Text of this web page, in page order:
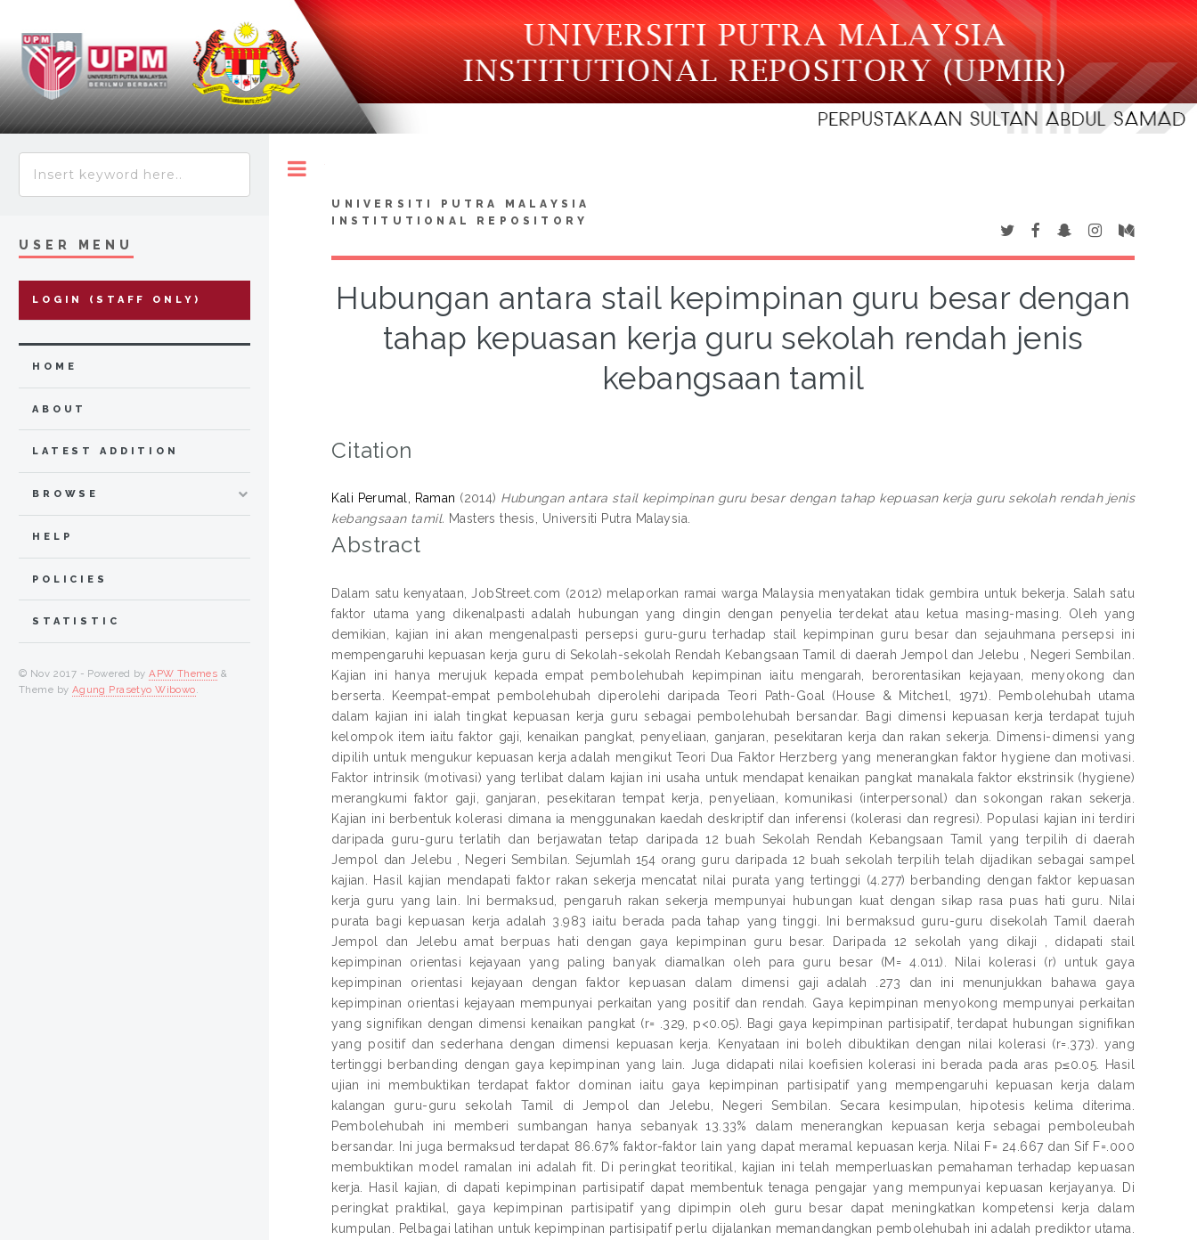
UNIVERSITI PUTRA MALAYSIA
INSTITUTIONAL REPOSITORY
Hubungan antara stail kepimpinan guru besar dengan
tahap kepuasan kerja guru sekolah rendah jenis
kebangsaan tamil
Citation
Kali Perumal, Raman (2014) Hubungan antara stail kepimpinan guru besar dengan tahap kepuasan kerja guru sekolah rendah jenis
kebangsaan tamil. Masters thesis, Universiti Putra Malaysia.
Abstract
Dalam satu kenyataan, JobStreet.com (2012) melaporkan ramai warga Malaysia menyatakan tidak gembira untuk bekerja. Salah satu
faktor utama yang dikenalpasti adalah hubungan yang dingin dengan penyelia terdekat atau ketua masing-masing. Oleh yang
demikian, kajian ini akan mengenalpasti persepsi guru-guru terhadap stail kepimpinan guru besar dan sejauhmana persepsi ini
mempengaruhi kepuasan kerja guru di Sekolah-sekolah Rendah Kebangsaan Tamil di daerah Jempol dan Jelebu , Negeri Sembilan.
Kajian ini hanya merujuk kepada empat pembolehubah kepimpinan iaitu mengarah, berorentasikan kejayaan, menyokong dan
berserta. Keempat-empat pembolehubah diperolehi daripada Teori Path-Goal (House & Mitche1l, 1971). Pembolehubah utama
dalam kajian ini ialah tingkat kepuasan kerja guru sebagai pembolehubah bersandar. Bagi dimensi kepuasan kerja terdapat tujuh
kelompok item iaitu faktor gaji, kenaikan pangkat, penyeliaan, ganjaran, pesekitaran kerja dan rakan sekerja. Dimensi-dimensi yang
dipilih untuk mengukur kepuasan kerja adalah mengikut Teori Dua Faktor Herzberg yang menerangkan faktor hygiene dan motivasi.
Faktor intrinsik (motivasi) yang terlibat dalam kajian ini usaha untuk mendapat kenaikan pangkat manakala faktor ekstrinsik (hygiene)
merangkumi faktor gaji, ganjaran, pesekitaran tempat kerja, penyeliaan, komunikasi (interpersonal) dan sokongan rakan sekerja.
Kajian ini berbentuk kolerasi dimana ia menggunakan kaedah deskriptif dan inferensi (kolerasi dan regresi). Populasi kajian ini terdiri
daripada guru-guru terlatih dan berjawatan tetap daripada 12 buah Sekolah Rendah Kebangsaan Tamil yang terpilih di daerah
Jempol dan Jelebu , Negeri Sembilan. Sejumlah 154 orang guru daripada 12 buah sekolah terpilih telah dijadikan sebagai sampel
kajian. Hasil kajian mendapati faktor rakan sekerja mencatat nilai purata yang tertinggi (4.277) berbanding dengan faktor kepuasan
kerja guru yang lain. Ini bermaksud, pengaruh rakan sekerja mempunyai hubungan kuat dengan sikap rasa puas hati guru. Nilai
purata bagi kepuasan kerja adalah 3.983 iaitu berada pada tahap yang tinggi. Ini bermaksud guru-guru disekolah Tamil daerah
Jempol dan Jelebu amat berpuas hati dengan gaya kepimpinan guru besar. Daripada 12 sekolah yang dikaji , didapati stail
kepimpinan orientasi kejayaan yang paling banyak diamalkan oleh para guru besar (M= 4.011). Nilai kolerasi (r) untuk gaya
kepimpinan orientasi kejayaan dengan faktor kepuasan dalam dimensi gaji adalah .273 dan ini menunjukkan bahawa gaya
kepimpinan orientasi kejayaan mempunyai perkaitan yang positif dan rendah. Gaya kepimpinan menyokong mempunyai perkaitan
yang signifikan dengan dimensi kenaikan pangkat (r= .329, p<0.05). Bagi gaya kepimpinan partisipatif, terdapat hubungan signifikan
yang positif dan sederhana dengan dimensi kepuasan kerja. Kenyataan ini boleh dibuktikan dengan nilai kolerasi (r=.373). yang
tertinggi berbanding dengan gaya kepimpinan yang lain. Juga didapati nilai koefisien kolerasi ini berada pada aras p≤0.05. Hasil
ujian ini membuktikan terdapat faktor dominan iaitu gaya kepimpinan partisipatif yang mempengaruhi kepuasan kerja dalam
kalangan guru-guru sekolah Tamil di Jempol dan Jelebu, Negeri Sembilan. Secara kesimpulan, hipotesis kelima diterima.
Pembolehubah ini memberi sumbangan hanya sebanyak 13.33% dalam menerangkan kepuasan kerja sebagai pemboleubah
bersandar. Ini juga bermaksud terdapat 86.67% faktor-faktor lain yang dapat meramal kepuasan kerja. Nilai F= 24.667 dan Sif F=.000
membuktikan model ramalan ini adalah fit. Di peringkat teoritikal, kajian ini telah memperluaskan pemahaman terhadap kepuasan
kerja. Hasil kajian, di dapati kepimpinan partisipatif dapat membentuk tenaga pengajar yang mempunyai kepuasan kerjayanya. Di
peringkat praktikal, gaya kepimpinan partisipatif yang dipimpin oleh guru besar dapat meningkatkan kompetensi kerja dalam
kumpulan. Pelbagai latihan untuk kepimpinan partisipatif perlu dijalankan memandangkan pembolehubah ini adalah prediktor utama.
USER MENU
LOGIN (STAFF ONLY)
HOME
ABOUT
LATEST ADDITION
BROWSE
HELP
POLICIES
STATISTIC
© Nov 2017 - Powered byAPW Themes &
Theme by Agung Prasetyo Wibowo.